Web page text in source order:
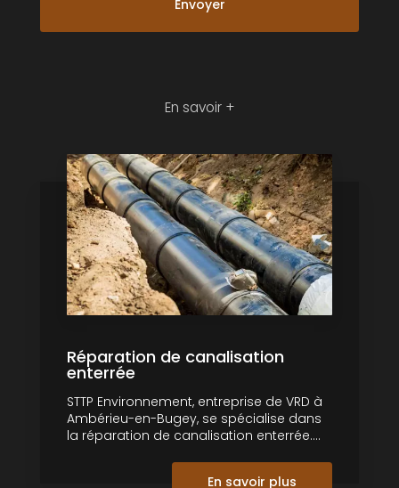
En savoir +
Réparation de canalisation
enterrée
STTP Environnement, entreprise de VRD à
Ambérieu-en-Bugey, se spécialise dans
la réparation de canalisation enterrée....
En savoir plus